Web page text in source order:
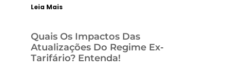
Leia Mais
Quais Os Impactos Das
Atualizações Do Regime Ex-
Tarifário? Entenda!